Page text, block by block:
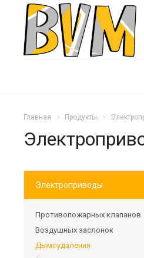
Главная Продукты
Электроприводы
Противопожарных клапанов
Воздушных заслонок
Дымоудаления